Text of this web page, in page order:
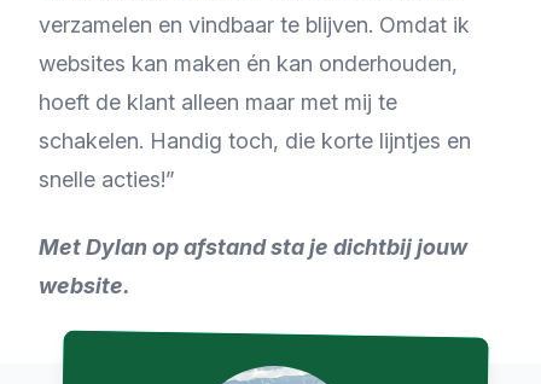
verzamelen en vindbaar te blijven. Omdat ik
websites kan maken én kan onderhouden,
hoeft de klant alleen maar met mij te
schakelen. Handig toch, die korte lijntjes en
snelle acties!”
Met Dylan op afstand sta je dichtbij jouw
website.